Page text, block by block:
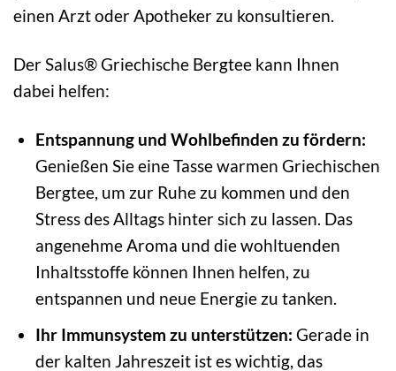
einen Arzt oder Apotheker zu konsultieren.
Der Salus® Griechische Bergtee kann Ihnen
dabei helfen:
Entspannung und Wohlbefinden zu fördern:
Genießen Sie eine Tasse warmen Griechischen
Bergtee, um zur Ruhe zu kommen und den
Stress des Alltags hinter sich zu lassen. Das
angenehme Aroma und die wohltuenden
Inhaltsstoffe können Ihnen helfen, zu
entspannen und neue Energie zu tanken.
Ihr Immunsystem zu unterstützen: Gerade in
der kalten Jahreszeit ist es wichtig, das